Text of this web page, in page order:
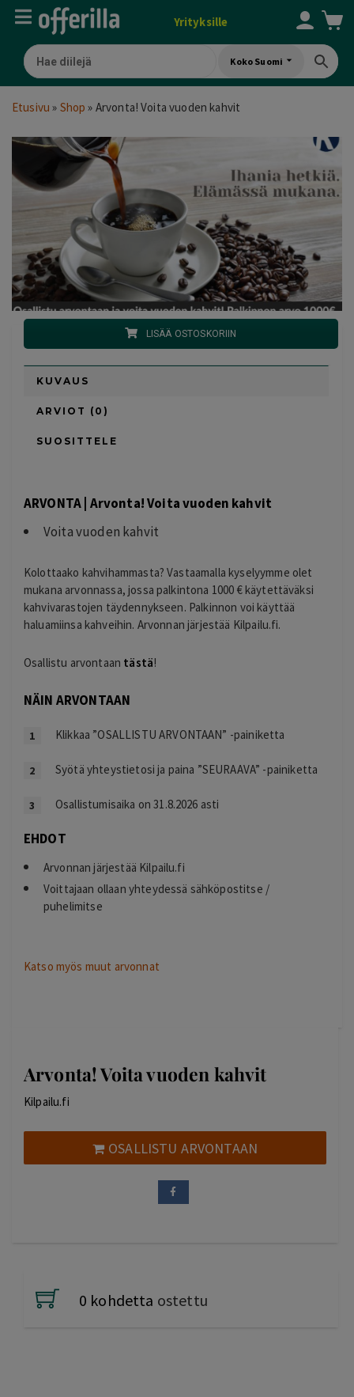
Yrityksille
Koko Suomi
Etusivu » Shop » Arvonta! Voita vuoden kahvit
LISÄÄ OSTOSKORIIN
KUVAUS
ARVIOT (0)
SUOSITTELE
ARVONTA | Arvonta! Voita vuoden kahvit
Voita vuoden kahvit
Kolottaako kahvihammasta? Vastaamalla kyselyymme olet
mukana arvonnassa, jossa palkintona 1000 € käytettäväksi
kahvivarastojen täydennykseen. Palkinnon voi käyttää
haluamiinsa kahveihin. Arvonnan järjestää Kilpailu.fi.
Osallistu arvontaan tästä!
NÄIN ARVONTAAN
Klikkaa ”OSALLISTU ARVONTAAN” -painiketta
Syötä yhteystietosi ja paina ”SEURAAVA” -painiketta
Osallistumisaika on 31.8.2026 asti
EHDOT
Arvonnan järjestää Kilpailu.fi
Voittajaan ollaan yhteydessä sähköpostitse /
puhelimitse
Katso myös muut arvonnat
Arvonta! Voita vuoden kahvit
Kilpailu.fi
OSALLISTU ARVONTAAN
0 kohdetta ostettu